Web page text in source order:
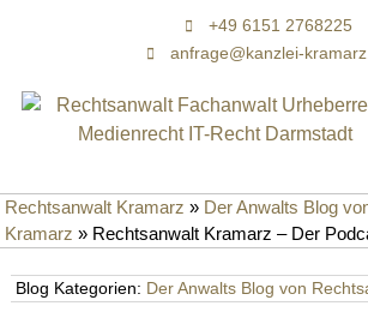
+49 6151 2768225
anfrage@kanzlei-
Rechtsanwalt Kramarz » Der Anwalts Blog
Kramarz » Rechtsanwalt Kramarz – Der
Blog Kategorien: Der Anwalts Blog von